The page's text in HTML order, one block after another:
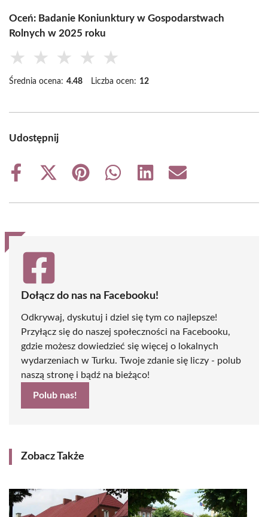
Oceń: Badanie Koniunktury w Gospodarstwach
Rolnych w 2025 roku
★ ★ ★ ★ ★
Średnia ocena: 4.48 Liczba ocen: 12
Udostępnij
Share
Share
(Twitter)
Share
Share
Share
Share
Dołącz do nas na Facebooku!
Odkrywaj, dyskutuj i dziel się tym co najlepsze!
Przyłącz się do naszej społeczności na Facebooku,
gdzie możesz dowiedzieć się więcej o lokalnych
wydarzeniach w Turku. Twoje zdanie się liczy - polub
naszą stronę i bądź na bieżąco!
Polub nas!
Zobacz Także